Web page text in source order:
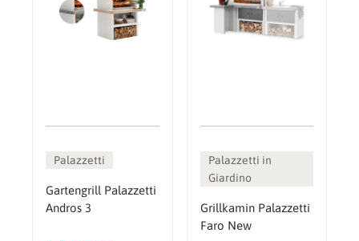
Palazzetti
Gartengrill Palazzetti
Andros 3
Palazzetti in
Giardino
Grillkamin Palazzetti
Faro New